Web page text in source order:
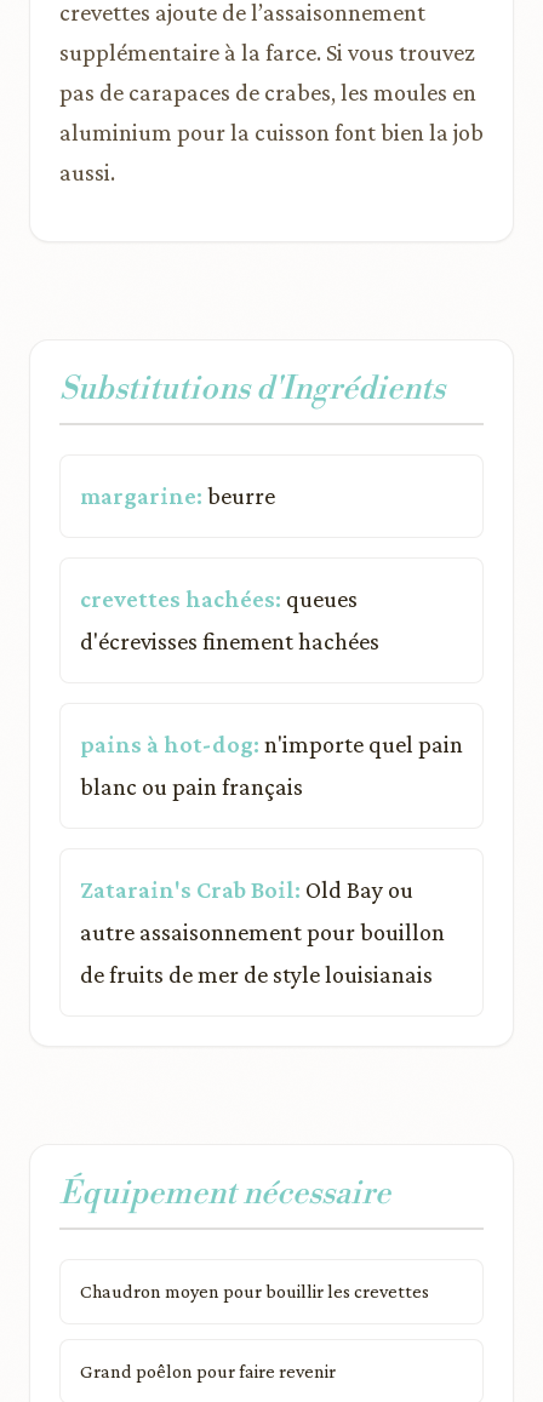
crevettes ajoute de l’assaisonnement
supplémentaire à la farce. Si vous trouvez
pas de carapaces de crabes, les moules en
aluminium pour la cuisson font bien la job
aussi.
Substitutions d'Ingrédients
margarine: beurre
crevettes hachées: queues
d'écrevisses finement hachées
pains à hot-dog: n'importe quel pain
blanc ou pain français
Zatarain's Crab Boil: Old Bay ou
autre assaisonnement pour bouillon
de fruits de mer de style louisianais
Équipement nécessaire
Chaudron moyen pour bouillir les crevettes
Grand poêlon pour faire revenir